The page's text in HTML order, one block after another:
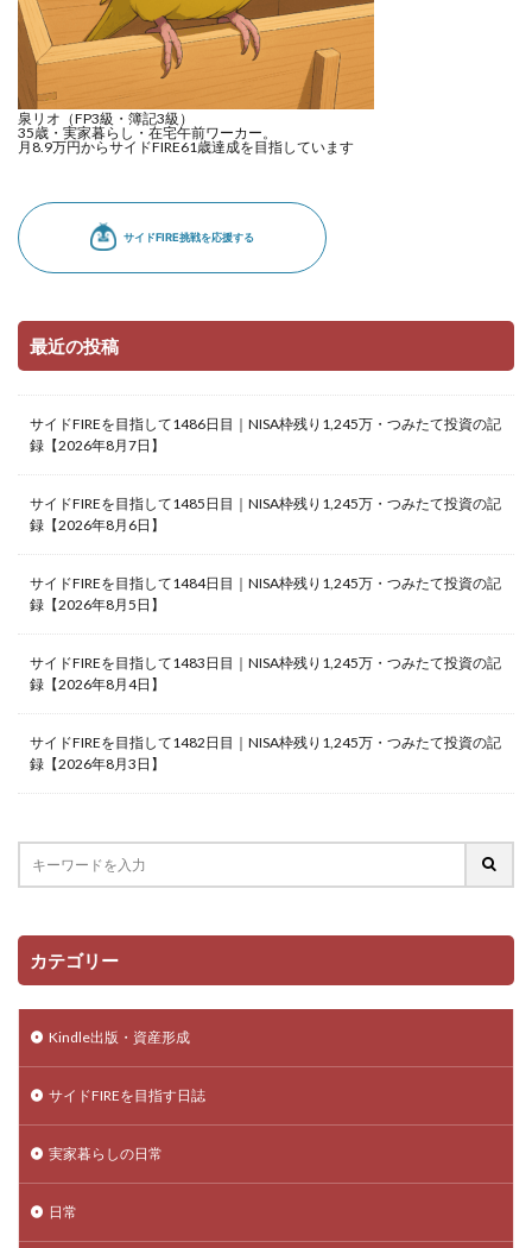
泉リオ（FP3級・簿記3級）
35歳・実家暮らし・在宅午前ワーカー。
月8.9万円からサイドFIRE61歳達成を目指しています
最近の投稿
サイドFIREを目指して1486日目｜NISA枠残り1,245万・つみたて投資の記
録【2026年8月7日】
サイドFIREを目指して1485日目｜NISA枠残り1,245万・つみたて投資の記
録【2026年8月6日】
サイドFIREを目指して1484日目｜NISA枠残り1,245万・つみたて投資の記
録【2026年8月5日】
サイドFIREを目指して1483日目｜NISA枠残り1,245万・つみたて投資の記
録【2026年8月4日】
サイドFIREを目指して1482日目｜NISA枠残り1,245万・つみたて投資の記
録【2026年8月3日】
カテゴリー
Kindle出版・資産形成
サイドFIREを目指す日誌
実家暮らしの日常
日常